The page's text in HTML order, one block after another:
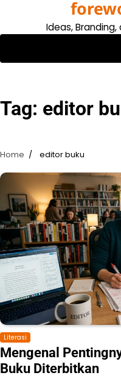
content
Ideas,
Tag: editor
Home editor buku
Literasi
Mengenal
Buku Diterbitkan